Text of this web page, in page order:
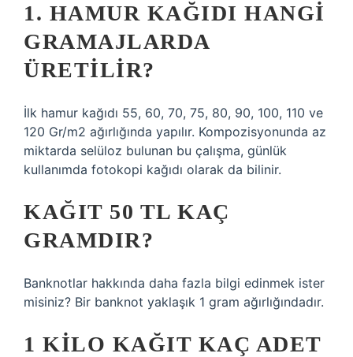
1. HAMUR KAĞIDI HANGI
GRAMAJLARDA
ÜRETILIR?
İlk hamur kağıdı 55, 60, 70, 75, 80, 90, 100, 110 ve
120 Gr/m2 ağırlığında yapılır. Kompozisyonunda az
miktarda selüloz bulunan bu çalışma, günlük
kullanımda fotokopi kağıdı olarak da bilinir.
KAĞIT 50 TL KAÇ
GRAMDIR?
Banknotlar hakkında daha fazla bilgi edinmek ister
misiniz? Bir banknot yaklaşık 1 gram ağırlığındadır.
1 KILO KAĞIT KAÇ ADET